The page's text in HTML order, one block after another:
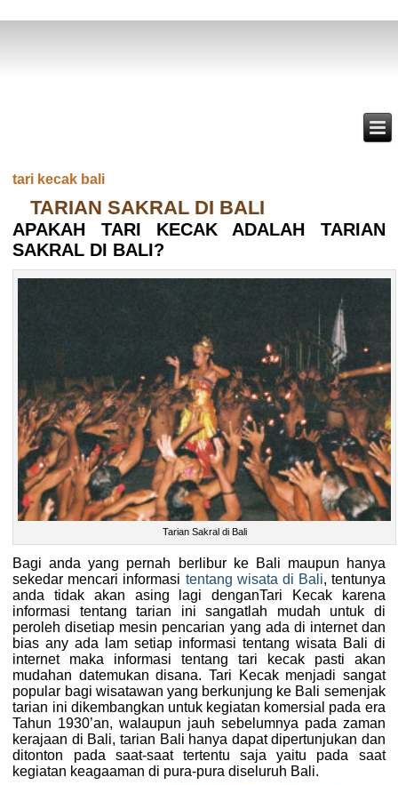
tari kecak bali
TARIAN SAKRAL DI BALI
APAKAH TARI KECAK ADALAH TARIAN
SAKRAL DI BALI?
Tarian Sakral di Bali
Bagi anda yang pernah berlibur ke Bali maupun hanya
sekedar mencari informasi tentang wisata di Bali, tentunya
anda tidak akan asing lagi denganTari Kecak karena
informasi tentang tarian ini sangatlah mudah untuk di
peroleh disetiap mesin pencarian yang ada di internet dan
bias any ada lam setiap informasi tentang wisata Bali di
internet maka informasi tentang tari kecak pasti akan
mudahan datemukan disana. Tari Kecak menjadi sangat
popular bagi wisatawan yang berkunjung ke Bali semenjak
tarian ini dikembangkan untuk kegiatan komersial pada era
Tahun 1930’an, walaupun jauh sebelumnya pada zaman
kerajaan di Bali, tarian Bali hanya dapat dipertunjukan dan
ditonton pada saat-saat tertentu saja yaitu pada saat
kegiatan keagaaman di pura-pura diseluruh Bali.